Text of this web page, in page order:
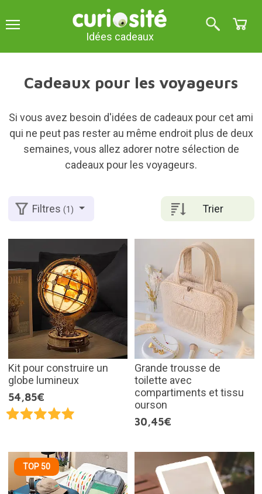
Idées cadeaux
Cadeaux pour les voyageurs
Si vous avez besoin d'idées de cadeaux pour cet ami
qui ne peut pas rester au même endroit plus de deux
semaines, vous allez adorer notre sélection de
cadeaux pour les voyageurs.
Trier
Filtres(1)
Kit pour construire un
globe lumineux
54,85€
Grande trousse de
toilette avec
compartiments et tissu
ourson
30,45€
TOP 50